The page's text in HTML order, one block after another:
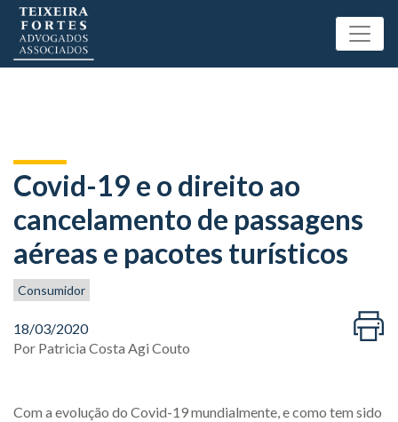
Covid-19 e o direito ao
cancelamento de passagens
aéreas e pacotes turísticos
Consumidor
18/03/2020
Por Patricia Costa Agi Couto
Com a evolução do Covid-19 mundialmente, e como tem sido